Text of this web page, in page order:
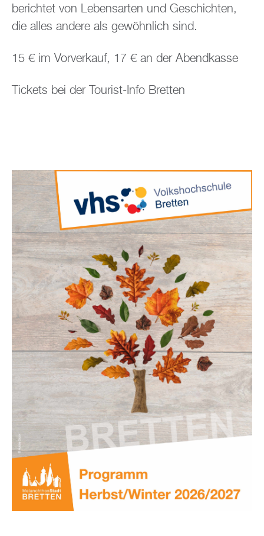
berichtet von Lebensarten und Geschichten,
die alles andere als gewöhnlich sind.
15 € im Vorverkauf, 17 € an der Abendkasse
Tickets bei der Tourist-Info Bretten